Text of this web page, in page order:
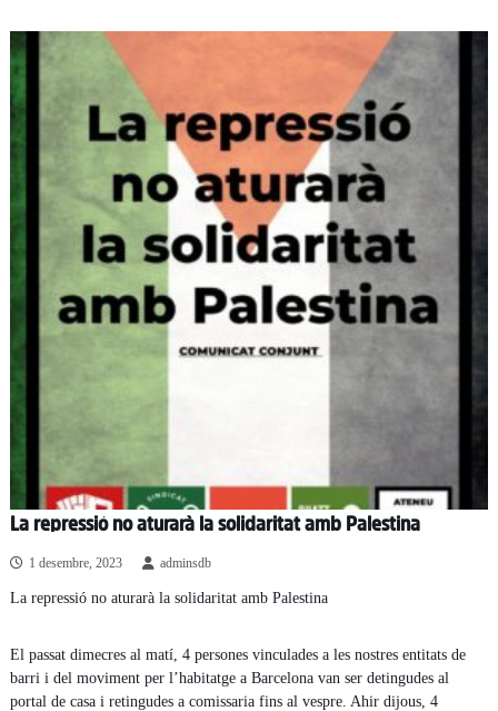
La repressió no aturarà la solidaritat amb Palestina
1 desembre, 2023 adminsdb
La repressió no aturarà la solidaritat amb Palestina
El passat dimecres al matí, 4 persones vinculades a les nostres entitats de
barri i del moviment per l’habitatge a Barcelona van ser detingudes al
portal de casa i retingudes a comissaria fins al vespre. Ahir dijous, 4